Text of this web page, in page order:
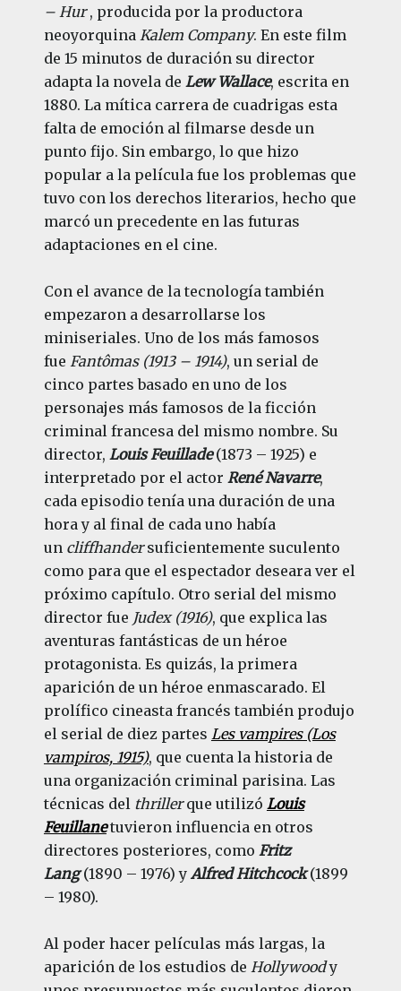
– Hur, producida por la productora
neoyorquina Kalem Company. En este film
de 15 minutos de duración su director
adapta la novela de Lew Wallace, escrita en
1880. La mítica carrera de cuadrigas esta
falta de emoción al filmarse desde un
punto fijo. Sin embargo, lo que hizo
popular a la película fue los problemas que
tuvo con los derechos literarios, hecho que
marcó un precedente en las futuras
adaptaciones en el cine.
Con el avance de la tecnología también
empezaron a desarrollarse los
miniseriales. Uno de los más famosos
fue Fantômas (1913 – 1914), un serial de
cinco partes basado en uno de los
personajes más famosos de la ficción
criminal francesa del mismo nombre. Su
director, Louis Feuillade(1873 – 1925) e
interpretado por el actor René Navarre,
cada episodio tenía una duración de una
hora y al final de cada uno había
un cliffhandersuficientemente suculento
como para que el espectador deseara ver el
próximo capítulo. Otro serial del mismo
director fue Judex (1916), que explica las
aventuras fantásticas de un héroe
protagonista. Es quizás, la primera
aparición de un héroe enmascarado. El
prolífico cineasta francés también produjo
el serial de diez partes Les vampires (Los
vampiros, 1915), que cuenta la historia de
una organización criminal parisina. Las
técnicas del thrillerque utilizó Louis
Feuillanetuvieron influencia en otros
directores posteriores, como Fritz
Lang(1890 – 1976) y Alfred Hitchcock(1899
– 1980).
Al poder hacer películas más largas, la
aparición de los estudios de Hollywoody